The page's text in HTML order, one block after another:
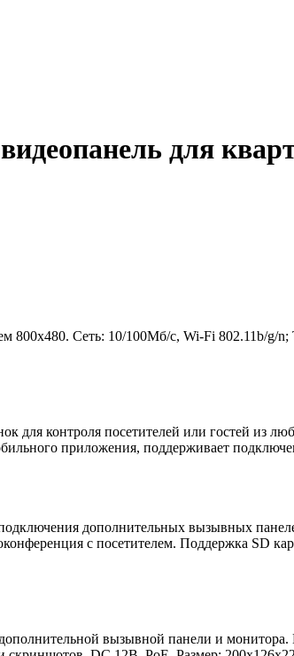
для
Сеть: 10/100Мб/с, Wi-Fi 802.11b/g/
для контроля посетителей или гостей из
приложения, поддерживает
дополнительных вызывных
с посетителем. Поддержка SD
вызывной панели и